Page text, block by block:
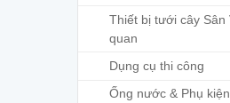
Thiết bị tưới cây Sân
quan
Dụng cụ thi công
Ống nước & Phụ